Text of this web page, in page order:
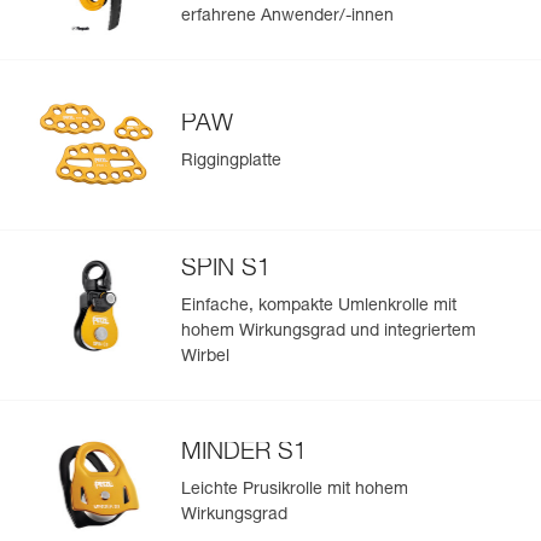
erfahrene Anwender/-innen
PAW
Riggingplatte
SPIN S1
Einfache, kompakte Umlenkrolle mit
hohem Wirkungsgrad und integriertem
Wirbel
MINDER S1
Leichte Prusikrolle mit hohem
Wirkungsgrad